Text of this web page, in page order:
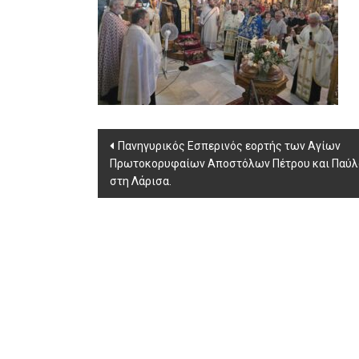
Post
navigation
Πανηγυρικός Εσπερινός εορτής των Αγίων
Πρωτοκορυφαίων Αποστόλων Πέτρου και
στη Λάρισα.